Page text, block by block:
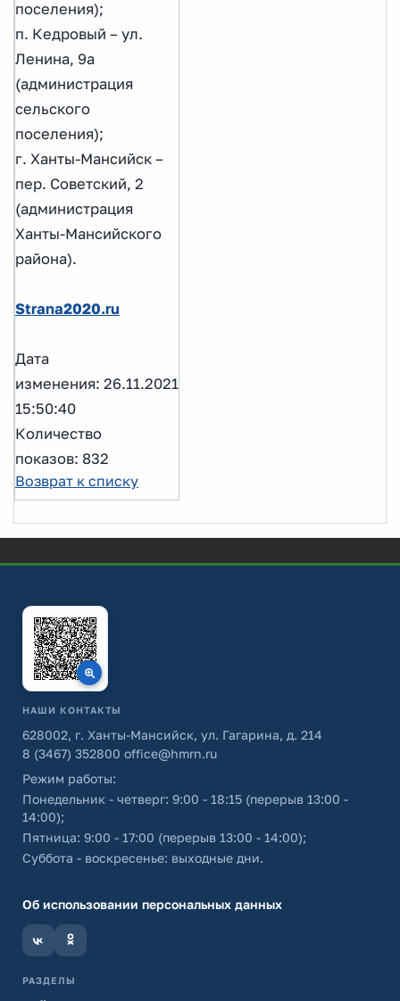
поселения);
п. Кедровый – ул.
Ленина, 9а
(администрация
сельского
поселения);
г. Ханты-Мансийск –
пер. Советский, 2
(администрация
Ханты-Мансийского
района).
Strana2020.ru
Дата
изменения: 26.11.2021
15:50:40
Количество
показов: 832
Возврат к списку
НАШИ КОНТАКТЫ
628002, г. Ханты-Мансийск, ул. Гагарина, д. 214
8 (3467) 352800 office@hmrn.ru
Режим работы:
Понедельник - четверг: 9:00 - 18:15 (перерыв 13:00 -
14:00);
Пятница: 9:00 - 17:00 (перерыв 13:00 - 14:00);
Суббота - воскресенье: выходные дни.
Об использовании персональных данных
РАЗДЕЛЫ